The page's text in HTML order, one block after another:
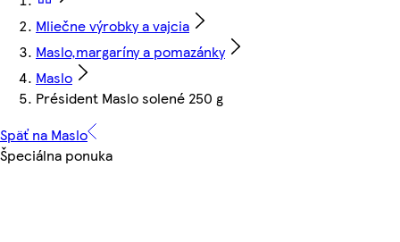
Mliečne výrobky a vajcia
Maslo,margaríny a pomazánky
Maslo
Président Maslo solené 250 g
Späť na Maslo
Špeciálna ponuka